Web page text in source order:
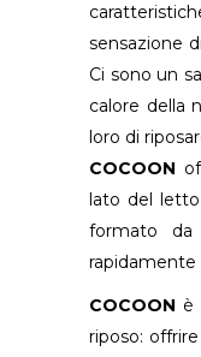
sensazione
Ci sono un
calore della
loro di
COCOON
lato del
formato da
rapidamente
COCOON è
riposo: